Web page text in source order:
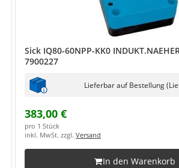
Sick IQ80-60NPP-KK0
7900227
Lieferbar auf Bestellung
383,00 €
pro 1 Stück
inkl. MwSt. zzgl. Versand
In den Warenkorb